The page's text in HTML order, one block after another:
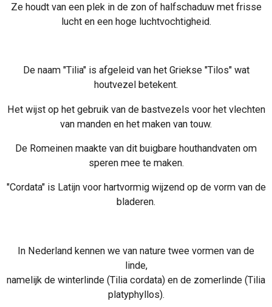
Ze houdt van een plek in de zon of halfschaduw met frisse
lucht en een hoge luchtvochtigheid.
De naam "Tilia" is afgeleid van het Griekse "Tilos" wat
houtvezel betekent.
Het wijst op het gebruik van de bastvezels voor het vlechten
van manden en het maken van touw.
De Romeinen maakte van dit buigbare houthandvaten om
speren mee te maken.
"Cordata" is Latijn voor hartvormig wijzend op de vorm van de
bladeren.
In Nederland kennen we van nature twee vormen van de
linde,
namelijk de winterlinde (Tilia cordata) en de zomerlinde (Tilia
platyphyllos).